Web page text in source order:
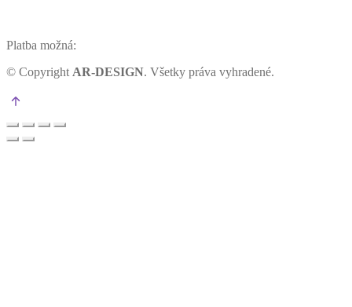
Platba možná:
© Copyright AR-DESIGN. Všetky práva vyhradené.